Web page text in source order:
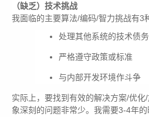
（缺乏）技术挑战
我面临的主要算法/编码/智力挑战有3
处理其他系统的技术债务
严格遵守政策或标准
与内部开发环境作斗争
实际上，要找到有效的解决方案/优
象深刻的问题非常少。我需要3-4年的